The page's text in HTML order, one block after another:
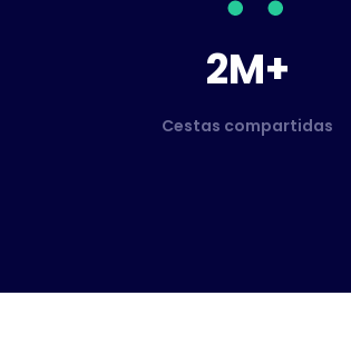
2M+
Cestas compartidas